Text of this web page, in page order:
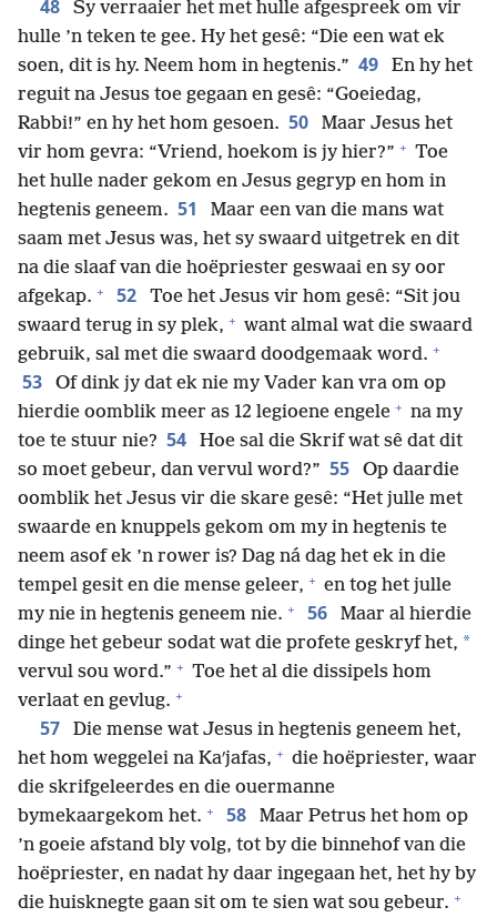
48
Sy verraaier het met hulle afgespreek om vir
hulle ’n teken te gee. Hy het gesê: “Die een wat ek
soen, dit is hy. Neem hom in hegtenis.” 49
En hy het
reguit na Jesus toe gegaan en gesê: “Goeiedag,
Rabbi!” en hy het hom gesoen. 50
Maar Jesus het
vir hom gevra: “Vriend, hoekom is jy hier?” + Toe
het hulle nader gekom en Jesus gegryp en hom in
hegtenis geneem. 51
Maar een van die mans wat
saam met Jesus was, het sy swaard uitgetrek en dit
na die slaaf van die hoëpriester geswaai en sy oor
afgekap. + 52
Toe het Jesus vir hom gesê: “Sit jou
swaard terug in sy plek, + want almal wat die swaard
gebruik, sal met die swaard doodgemaak word. +
53
Of dink jy dat ek nie my Vader kan vra om op
hierdie oomblik meer as 12 legioene engele + na my
toe te stuur nie? 54
Hoe sal die Skrif wat sê dat dit
so moet gebeur, dan vervul word?” 55
Op daardie
oomblik het Jesus vir die skare gesê: “Het julle met
swaarde en knuppels gekom om my in hegtenis te
neem asof ek ’n rower is? Dag ná dag het ek in die
tempel gesit en die mense geleer, + en tog het julle
my nie in hegtenis geneem nie. + 56
Maar al hierdie
dinge het gebeur sodat wat die profete geskryf het, *
vervul sou word.” + Toe het al die dissipels hom
verlaat en gevlug. +
57
Die mense wat Jesus in hegtenis geneem het,
het hom weggelei na Kaʹjafas, + die hoëpriester, waar
die skrifgeleerdes en die ouermanne
bymekaargekom het. + 58
Maar Petrus het hom op
’n goeie afstand bly volg, tot by die binnehof van die
hoëpriester, en nadat hy daar ingegaan het, het hy by
die huisknegte gaan sit om te sien wat sou gebeur. +